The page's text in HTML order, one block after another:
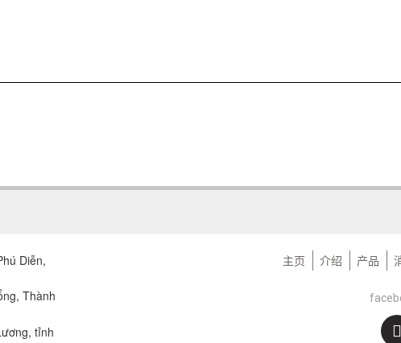
Diễn,
Thành
tỉnh
主页 介绍 产品